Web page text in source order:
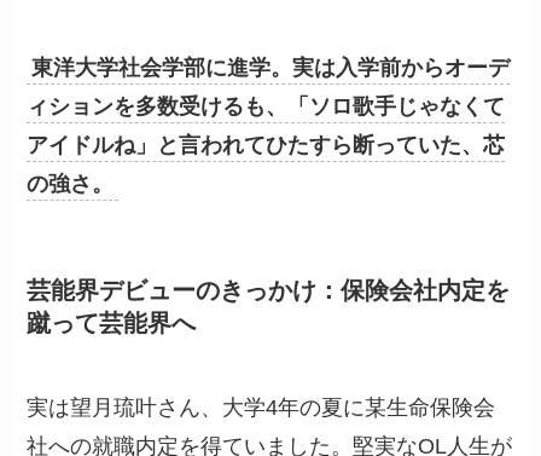
東洋大学社会学部に進学。実は入学前からオーデ
ィションを多数受けるも、「ソロ歌手じゃなくて
アイドルね」と言われてひたすら断っていた、芯
の強さ。
芸能界デビューのきっかけ ：保険会社内定を
蹴って芸能界へ
実は望月琉叶さん、大学4年の夏に某生命保険会
社への就職内定を得ていました。堅実なOL人生が